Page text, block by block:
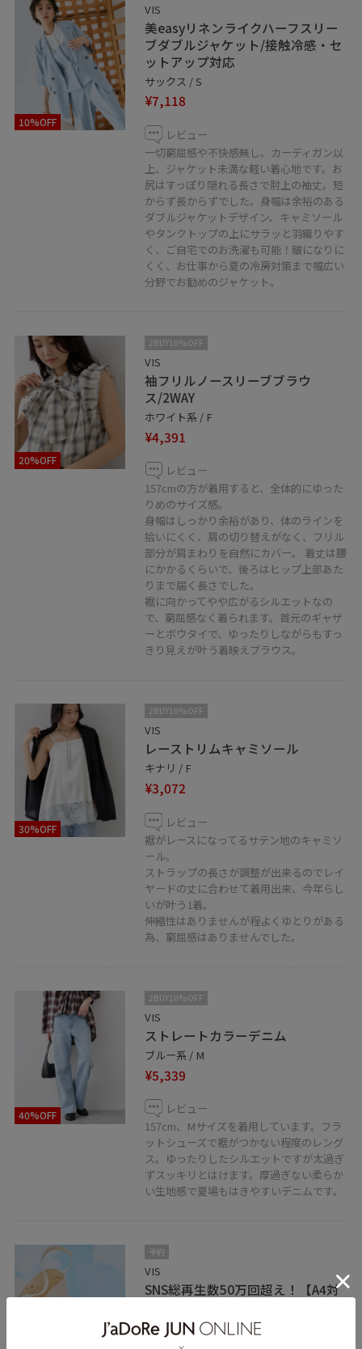
●記載のないものにつきましては私物となります。
●JUNのアプリではお気に入りのスタッフ、ショップを
《フォロー》して頂くことが出来ます。
お好きなスタイリングは、ハートをタップで《お気に入
り》からすぐにご覧いただけますのでとても便利です♡
是非ご活用下さい！
●LINEで在庫のお問い合わせや商品、コーディネートの
ご相談など是非お気軽にお問い合わせくださいませ。
LINEで札幌アピアVISスタッフにご相談は【友だち追加】
10%OFF
VIS
美easyリネンライクハーフスリー
ブダブルジャケット/接触冷感・セ
ットアップ対応
サックス / S
¥7,118
レビュー
一切窮屈感や不快感無し。カーディガン以
上、ジャケット未満な軽い着心地です。お
尻はすっぽり隠れる長さで肘上の袖丈。短
からず長からずでした。身幅は余裕のある
ダブルジャケットデザイン。キャミソール
やタンクトップの上にサラッと羽織りやす
く、ご自宅でのお洗濯も可能！皺になりに
くく、お仕事から夏の冷房対策まで幅広い
分野でお勧めのジャケット。
20%OFF
2BUY10%OFF
VIS
袖フリルノースリーブブラウ
ス/2WAY
ホワイト系 / F
¥4,391
レビュー
157cmの方が着用すると、全体的にゆった
りめのサイズ感。
身幅はしっかり余裕があり、体のラインを
拾いにくく、肩の切り替えがなく、フリル
部分が肩まわりを自然にカバー。 着丈は腰
にかかるくらいで、後ろはヒップ上部あた
りまで届く長さでした。
裾に向かってやや広がるシルエットなの
で、窮屈感なく着られます。首元のギャザ
ーとボウタイで、ゆったりしながらもすっ
きり見えが叶う着映えブラウス。
30%OFF
2BUY10%OFF
VIS
レーストリムキャミソール
キナリ / F
¥3,072
レビュー
裾がレースになってるサテン地のキャミソ
ール。
ストラップの長さが調整が出来るのでレイ
ヤードの丈に合わせて着用出来、今年らし
いが叶う1着。
伸縮性はありませんが程よくゆとりがある
為、窮屈感はありませんでした。
40%OFF
2BUY10%OFF
VIS
ストレートカラーデニム
ブルー系 / M
¥5,339
レビュー
157cm、Mサイズを着用しています。フラ
ットシューズで裾がつかない程度のレング
ス。ゆったりしたシルエットですが太過ぎ
ずスッキリとはけます。厚過ぎない柔らか
い生地感で夏場もはきやすいデニムです。
予約
VIS
SNS総再生数50万回超え！【A4対
トバッグ
キナリ / F